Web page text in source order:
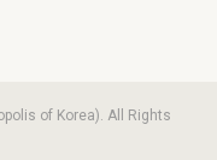
of Korea). All Rights